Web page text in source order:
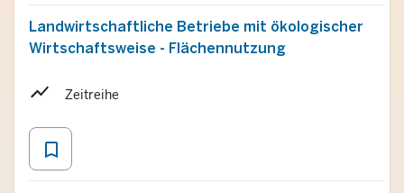
Landwirtschaftliche Betriebe mit ökologischer
Wirtschaftsweise - Flächennutzung
Zeitreihe
bookmark_border